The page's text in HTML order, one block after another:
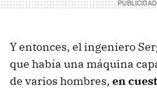
Y entonces, el ingeniero
que había una máquina
de varios hombres, en